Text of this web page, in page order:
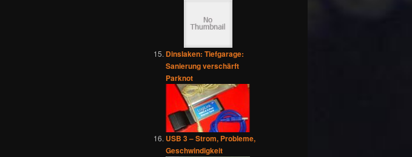
Dinslaken: Tiefgarage:
Sanierung verschärft
Parknot
USB 3 – Strom, Probleme,
Geschwindigkeit